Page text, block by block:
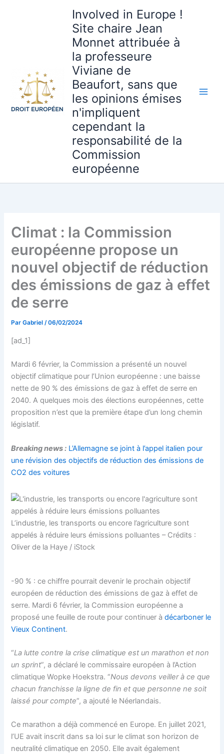
Involved in Europe !
Site chaire Jean
Monnet attribuée à
la professeure
Viviane de
Beaufort, sans que
les opinions émises
n'impliquent
cependant la
responsabilité de la
Commission
européenne
Climat : la Commission
européenne propose un
nouvel objectif de réduction
des émissions de gaz à effet
de serre
ParGabriel/06/02/2024
[ad_1]
Mardi 6 février, la Commission a présenté un nouvel
objectif climatique pour l’Union européenne : une baisse
nette de 90 % des émissions de gaz à effet de serre en
2040. A quelques mois des élections européennes, cette
proposition n’est que la première étape d’un long chemin
législatif.
Breaking news : L’Allemagne se joint à l’appel italien pour
une révision des objectifs de réduction des émissions de
CO2 des voitures
L’industrie, les transports ou encore l’agriculture sont
appelés à réduire leurs émissions polluantes – Crédits :
Oliver de la Haye / iStock
-90 % : ce chiffre pourrait devenir le prochain objectif
européen de réduction des émissions de gaz à effet de
serre. Mardi 6 février, la Commission européenne a
proposé une feuille de route pour continuer àdécarboner le
Vieux Continent.
“La lutte contre la crise climatique est un marathon et non
un sprint”, a déclaré le commissaire européen à l’Action
climatique Wopke Hoekstra. “Nous devons veiller à ce que
chacun franchisse la ligne de fin et que personne ne soit
laissé pour compte”, a ajouté le Néerlandais.
Ce marathon a déjà commencé en Europe. En juillet 2021,
l’UE avait inscrit dans sa loi sur le climat son horizon de
neutralité climatique en 2050. Elle avait également